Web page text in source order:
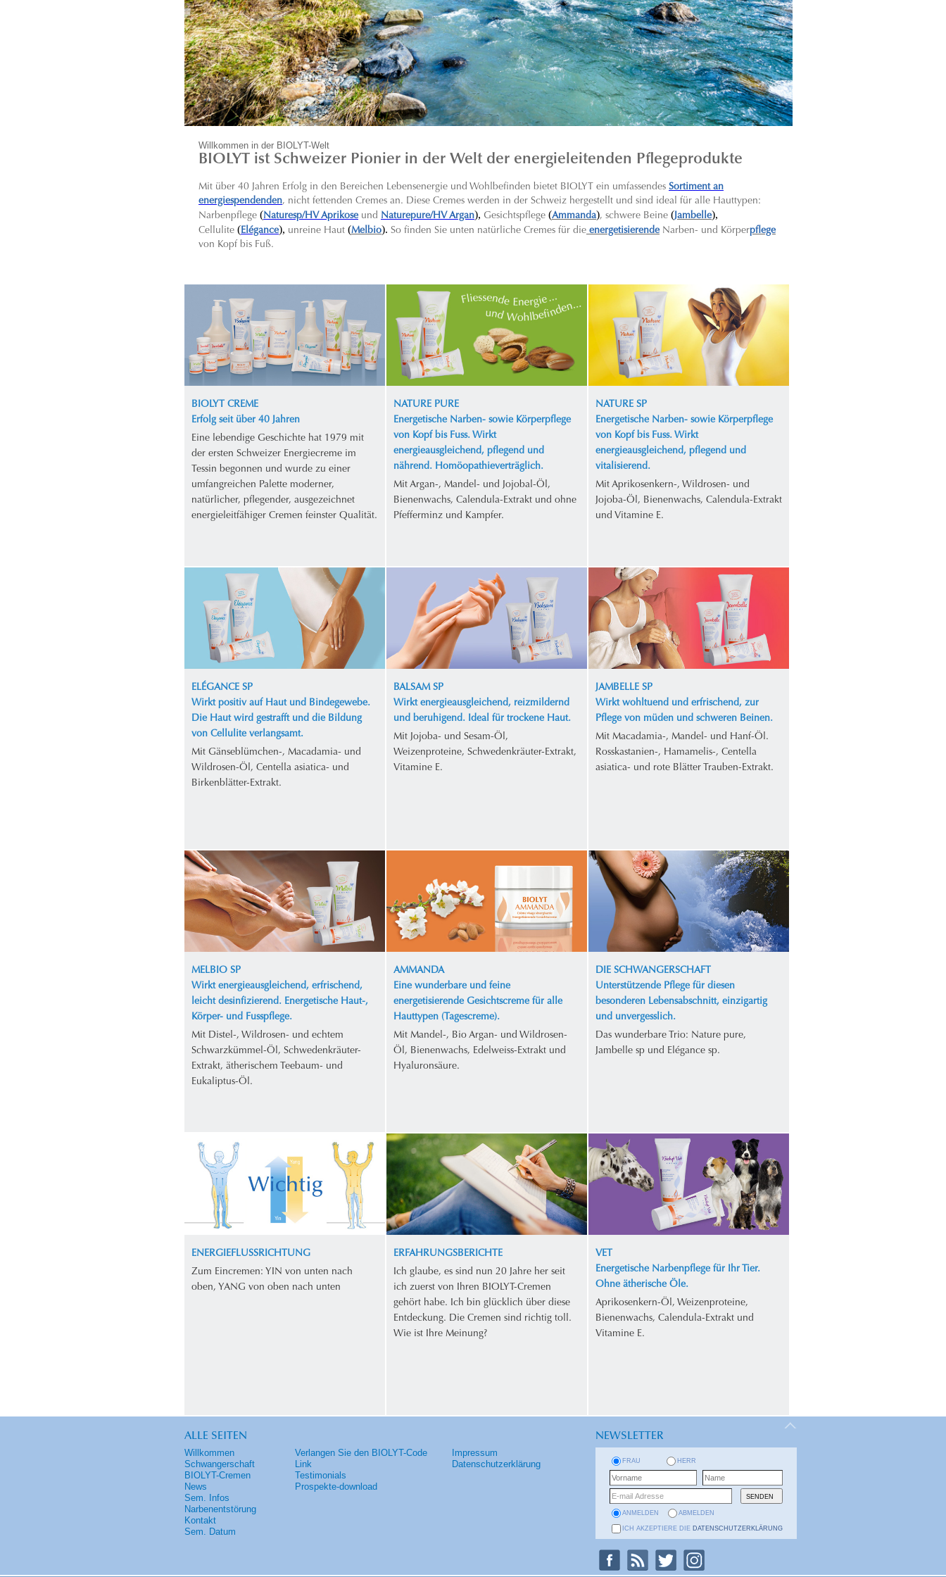
Willkommen in der BIOLYT-Welt
BIOLYT ist Schweizer Pionier in der Welt der energieleitenden Pflegeprodukte
Mit über 40 Jahren Erfolg in den Bereichen Lebensenergie und Wohlbefinden bietet BIOLYT ein umfassendes Sortiment an
energiespendenden, nicht fettenden Cremes an. Diese Cremes werden in der Schweiz hergestellt und sind ideal für alle Hauttypen:
Narbenpflege (Naturesp/HV Aprikose und Naturepure/HV Argan), Gesichtspflege (Ammanda), schwere Beine (Jambelle),
Cellulite (Elégance), unreine Haut (Melbio). So finden Sie unten natürliche Cremes für die energetisierendeNarben- und Körperpflege
von Kopf bis Fuß.
BIOLYT CREME
Erfolg seit über 40 Jahren
Eine lebendige Geschichte hat 1979 mit
der ersten Schweizer Energiecreme im
Tessin begonnen und wurde zu einer
umfangreichen Palette moderner,
natürlicher, pflegender, ausgezeichnet
energieleitfähiger Cremen feinster Qualität.
NATURE PURE
Energetische Narben- sowie Körperpflege
von Kopf bis Fuss. Wirkt
energieausgleichend, pflegend und
nährend. Homöopathieverträglich.
Mit Argan-, Mandel- und Jojobal-Öl,
Bienenwachs, Calendula-Extrakt und ohne
Pfefferminz und Kampfer.
NATURE SP
Energetische Narben- sowie Körperpflege
von Kopf bis Fuss. Wirkt
energieausgleichend, pflegend und
vitalisierend.
Mit Aprikosenkern-, Wildrosen- und
Jojoba-Öl, Bienenwachs, Calendula-Extrakt
und Vitamine E.
ELÉGANCE SP
Wirkt positiv auf Haut und Bindegewebe.
Die Haut wird gestrafft und die Bildung
von Cellulite verlangsamt.
Mit Gänseblümchen-, Macadamia- und
Wildrosen-Öl, Centella asiatica- und
Birkenblätter-Extrakt.
BALSAM SP
Wirkt energieausgleichend, reizmildernd
und beruhigend. Ideal für trockene Haut.
Mit Jojoba- und Sesam-Öl,
Weizenproteine, Schwedenkräuter-Extrakt,
Vitamine E.
JAMBELLE SP
Wirkt wohltuend und erfrischend, zur
Pflege von müden und schweren Beinen.
Mit Macadamia-, Mandel- und Hanf-Öl.
Rosskastanien-, Hamamelis-, Centella
asiatica- und rote Blätter Trauben-Extrakt.
MELBIO SP
Wirkt energieausgleichend, erfrischend,
leicht desinfizierend. Energetische Haut-,
Körper- und Fusspflege.
Mit Distel-, Wildrosen- und echtem
Schwarzkümmel-Öl, Schwedenkräuter-
Extrakt, ätherischem Teebaum- und
Eukaliptus-Öl.
AMMANDA
Eine wunderbare und feine
energetisierende Gesichtscreme für alle
Hauttypen (Tagescreme).
Mit Mandel-, Bio Argan- und Wildrosen-
Öl, Bienenwachs, Edelweiss-Extrakt und
Hyaluronsäure.
DIE SCHWANGERSCHAFT
Unterstützende Pflege für diesen
besonderen Lebensabschnitt, einzigartig
und unvergesslich.
Das wunderbare Trio: Nature pure,
Jambelle sp und Elégance sp.
ENERGIEFLUSSRICHTUNG
Zum Eincremen: YIN von unten nach
oben, YANG von oben nach unten
ERFAHRUNGSBERICHTE
Ich glaube, es sind nun 20 Jahre her seit
ich zuerst von Ihren BIOLYT-Cremen
gehört habe. Ich bin glücklich über diese
Entdeckung. Die Cremen sind richtig toll.
Wie ist Ihre Meinung?
VET
Energetische Narbenpflege für Ihr Tier.
Ohne ätherische Öle.
Aprikosenkern-Öl, Weizenproteine,
Bienenwachs, Calendula-Extrakt und
Vitamine E.
ALLE SEITEN
Willkommen
Schwangerschaft
BIOLYT-Cremen
News
Sem. Infos
Narbenentstörung
Kontakt
Sem. Datum
Verlangen Sie den BIOLYT-Code
Link
Testimonials
Prospekte-download
Impressum
Datenschutzerklärung
NEWSLETTER
FRAU HERR
ANMELDEN ABMELDEN
ICH AKZEPTIERE DIE DATENSCHUTZERKLÄRUNG